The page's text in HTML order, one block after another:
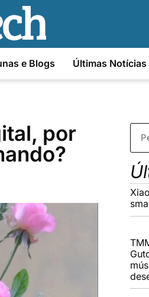
e Blogs Últimas Notícias
por